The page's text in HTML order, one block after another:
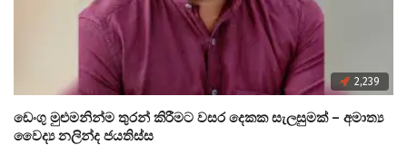
2,239
ඩෙංගු මුළුමනින්ම තුරන් කිරීමට වසර දෙකක සැලසුමක් – අමාත්‍ය
වෛද්‍ය නලින්ද ජයතිස්ස